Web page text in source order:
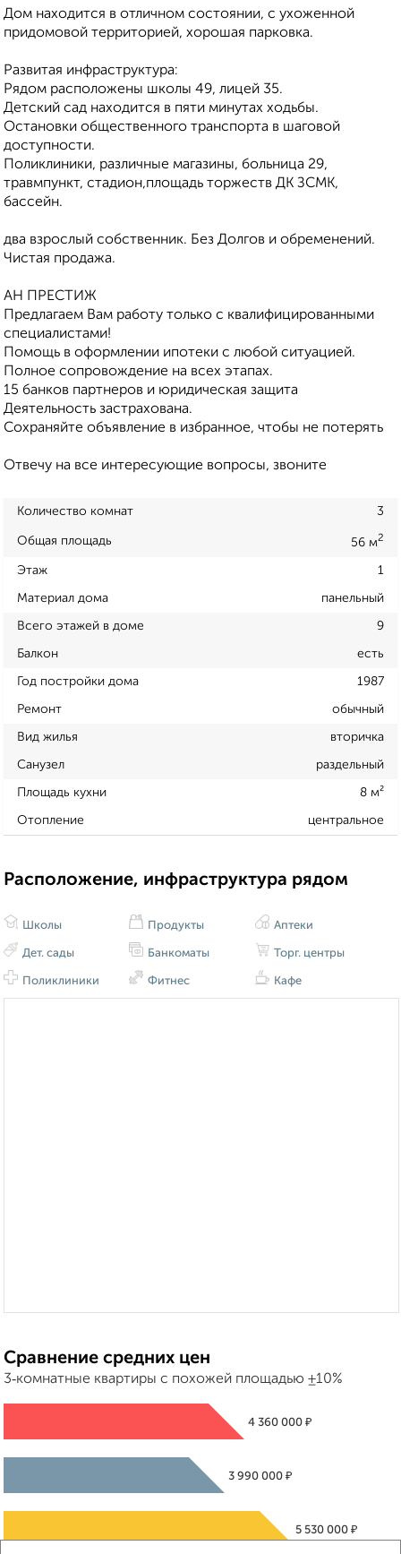
Дом находится в отличном состоянии, с ухоженной
придомовой территорией, хорошая парковка.
Развитая инфраструктура:
Рядом расположены школы 49, лицей 35.
Детский сад находится в пяти минутах ходьбы.
Остановки общественного транспорта в шаговой
доступности.
Поликлиники, различные магазины, больница 29,
травмпункт, стадион,площадь торжеств ДК ЗСМК,
бассейн.
два взрослый собственник. Без Долгов и обременений.
Чистая продажа.
АН ПРЕСТИЖ
Предлагаем Вам работу только с квалифицированными
специалистами!
Помощь в оформлении ипотеки с любой ситуацией.
Полное сопровождение на всех этапах.
15 банков партнеров и юридическая защита
Деятельность застрахована.
Сохраняйте объявление в избранное, чтобы не потерять
Отвечу на все интересующие вопросы, звоните
Количество комнат 3
Общая площадь 56 м2
Этаж 1
Материал дома панельный
Всего этажей в доме 9
Балкон есть
Год постройки дома 1987
Ремонт обычный
Вид жилья вторичка
Санузел раздельный
Площадь кухни 8 м²
Отопление центральное
Расположение, инфраструктура рядом
Школы
Дет. сады
Поликлиники
Продукты
Банкоматы
Фитнес
Аптеки
Торг. центры
Кафе
Сравнение средних цен
3‑комнатные квартиры с похожей площадью ±10%
4 360 000 ₽
3 990 000 ₽
5 530 000 ₽